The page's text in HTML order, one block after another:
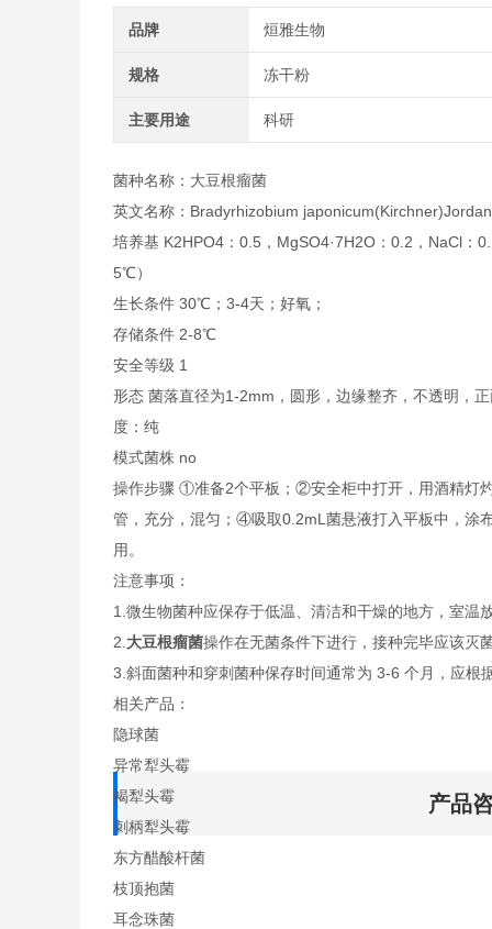
品牌 烜雅生物
规格 冻干粉
主要用途 科研
菌种名称：大豆根瘤菌
英文名称：Bradyrhizobium japonicum(Kirchner)Jordan
培养基 K2HPO4：0.5，MgSO4·7H2O：0.2，NaCl
5℃）
生长条件 30℃；3-4天；好氧；
存储条件 2-8℃
安全等级 1
形态 菌落直径为1-2mm，圆形，边缘整齐，不透明，
度：纯
模式菌株 no
操作步骤 ①准备2个平板；②安全柜中打开，用酒精灯
管，充分，混匀；④吸取0.2mL菌悬液打入平板中，涂
用。
注意事项：
1.微生物菌种应保存于低温、清洁和干燥的地方，室温
2. 大豆根瘤菌操作在无菌条件下进行，接种完毕应该灭
3.斜面菌种和穿刺菌种保存时间通常为 3-6 个月，应
相关产品：
隐球菌
异常犁头霉
褐犁头霉
刺柄犁头霉
东方醋酸杆菌
枝顶抱菌
耳念珠菌
产品